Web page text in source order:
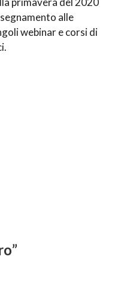
alle
webinar e corsi di